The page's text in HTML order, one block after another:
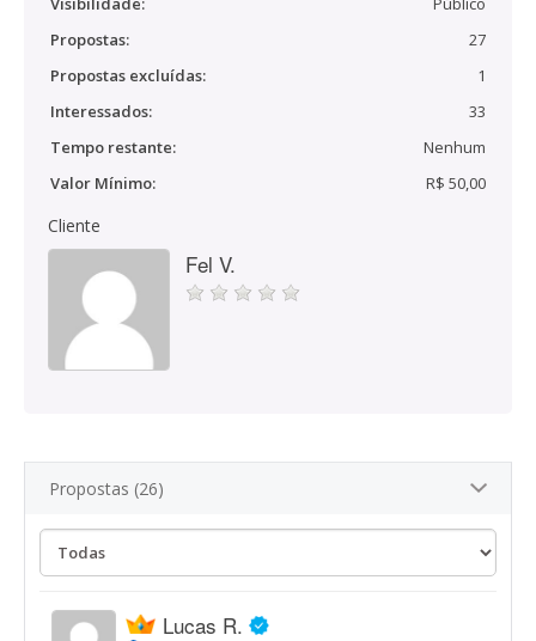
Propostas:
27
Propostas excluídas:
1
Interessados:
33
Tempo restante:
Nenhum
Valor Mínimo:
R$ 50,00
Cliente
Fel V.
Propostas (26)
Lucas R.